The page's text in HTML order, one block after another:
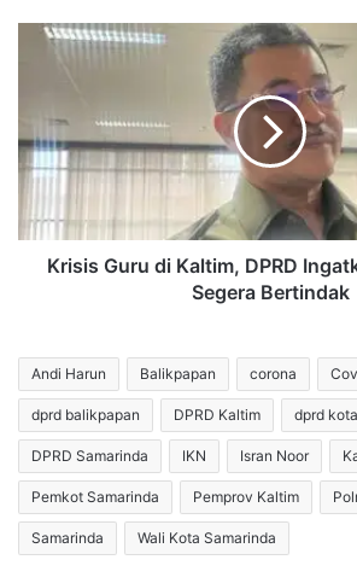
Proses
Krisis
DPRD
Ingatkan
Pemerintah
Bertindak
Krisis Guru di Kaltim, DPRD
Segera Bertindak
Andi Harun Balikpapan corona
dprd balikpapan DPRD Kaltim dprd
DPRD Samarinda IKN Isran Noor
Pemkot Samarinda Pemprov Kaltim
Samarinda Wali Kota Samarinda